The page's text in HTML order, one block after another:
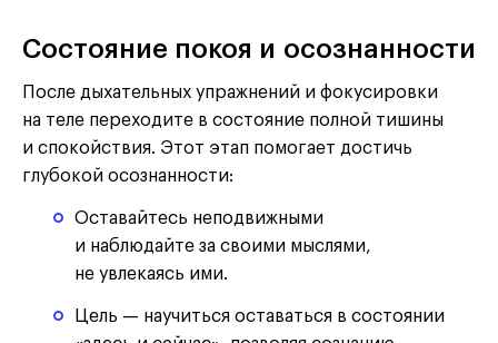
Состояние покоя и осознанности
После дыхательных упражнений и фокусировки
на теле переходите в состояние полной тишины
и спокойствия. Этот этап помогает достичь
глубокой осознанности:
Оставайтесь неподвижными
и наблюдайте за своими мыслями,
не увлекаясь ими.
Цель — научиться оставаться в состоянии